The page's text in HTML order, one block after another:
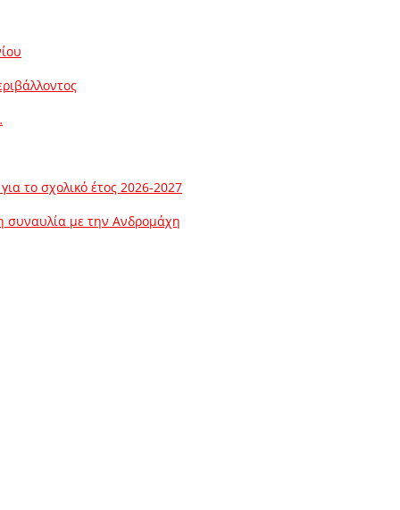
το σχολικό έτος 2026-2027
συναυλία με την Ανδρομάχη